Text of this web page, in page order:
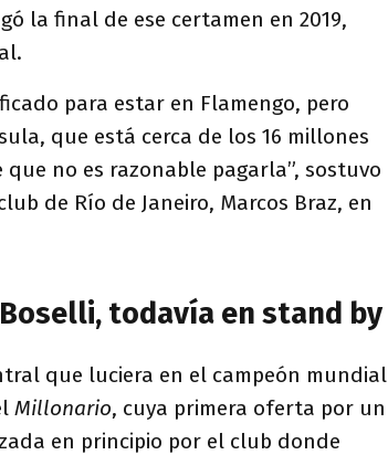
la final de ese certamen en 2019,
para estar en Flamengo, pero
que está cerca de los 16 millones
no es razonable pagarla”, sostuvo
de Río de Janeiro, Marcos Braz, en
todavía en stand by
que luciera en el campeón mundial
Millonario, cuya primera oferta por un
en principio por el club donde